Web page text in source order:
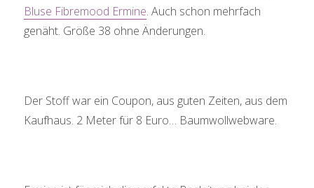
Bluse Fibremood Ermine. Auch schon mehrfach
genäht. Größe 38 ohne Änderungen.
Der Stoff war ein Coupon, aus guten Zeiten, aus dem
Kaufhaus. 2 Meter für 8 Euro… Baumwollwebware.